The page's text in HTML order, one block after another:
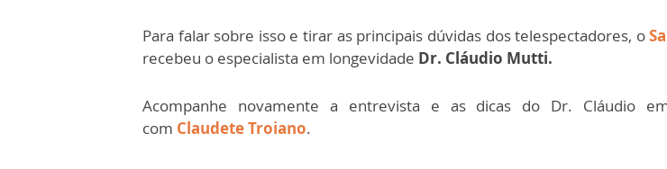
Para falar sobre isso e tirar as principais dúvidas dos telespectadores, o
recebeu o especialista em longevidade Dr. Cláudio Mutti.
Acompanhe novamente a entrevista e as dicas do Dr. Cláudio
com Claudete Troiano.